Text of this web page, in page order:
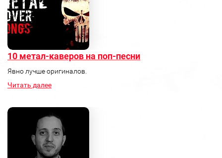
10 метал-каверов на поп-песни
Явно лучше оригиналов.
Читать далее